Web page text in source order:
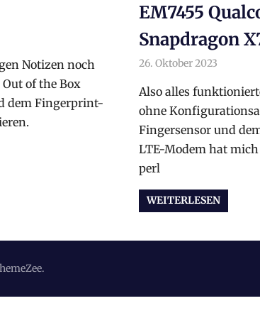
Notizen noch
of the Box
dem Fingerprint-
EM7455
Snapdragon
26. Oktober 2023
Also alles
ohne
Fingersensor und
LTE-Modem hat
perl
WEITERLESEN